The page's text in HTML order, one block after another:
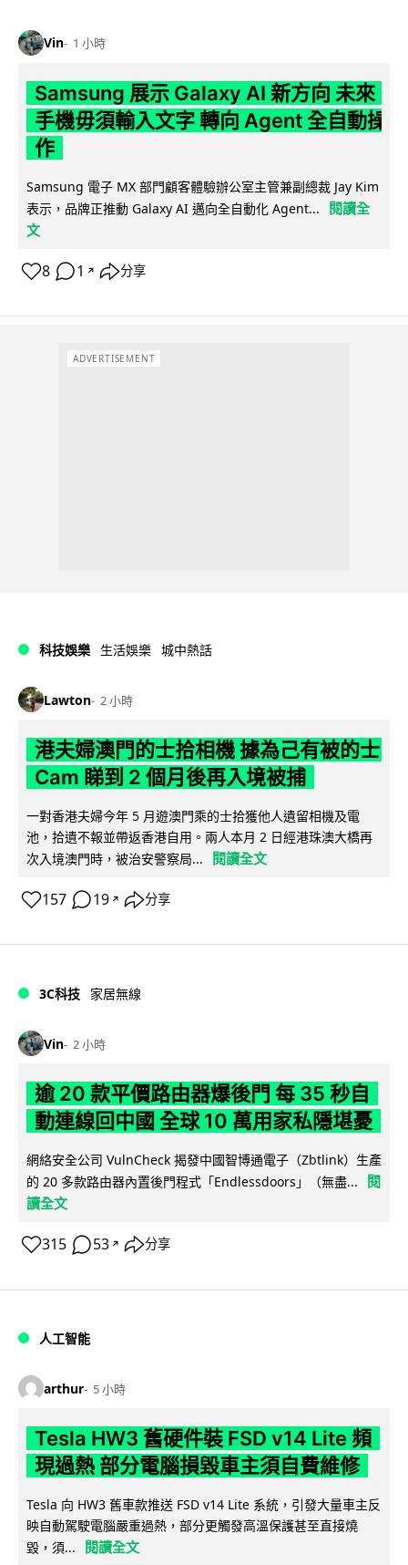
Vin 1 小時
Samsung 展示 Galaxy AI 新方向 未來
手機毋須輸入文字 轉向 Agent 全自動操
作
Samsung 電子 MX 部門顧客體驗辦公室主管兼副總裁 Jay Kim
表示，品牌正推動 Galaxy AI 邁向全自動化 Agent...
閱讀全
文
8 1 ↗ 分享
ADVERTISEMENT
科技娛樂 生活娛樂 城中熱話
Lawton 2 小時
港夫婦澳門的士拾相機 據為己有被的士
Cam 睇到 2 個月後再入境被捕
一對香港夫婦今年 5 月遊澳門乘的士拾獲他人遺留相機及電
池，拾遺不報並帶返香港自用。兩人本月 2 日經港珠澳大橋再
次入境澳門時，被治安警察局...
閱讀全文
157 19 ↗ 分享
3C科技 家居無線
Vin 2 小時
逾 20 款平價路由器爆後門 每 35 秒自
動連線回中國 全球 10 萬用家私隱堪憂
網絡安全公司 VulnCheck 揭發中國智博通電子（Zbtlink）生產
的 20 多款路由器內置後門程式「Endlessdoors」（無盡...
閱
讀全文
315 53 ↗ 分享
人工智能
arthur 5 小時
Tesla HW3 舊硬件裝 FSD v14 Lite 頻
現過熱 部分電腦損毀車主須自費維修
Tesla 向 HW3 舊車款推送 FSD v14 Lite 系統，引發大量車主反
映自動駕駛電腦嚴重過熱，部分更觸發高溫保護甚至直接燒
毀，須...
閱讀全文